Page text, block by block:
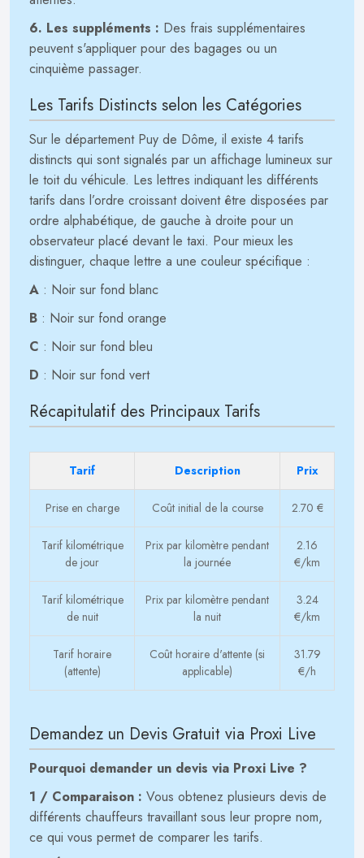
6. Les suppléments : Des frais supplémentaires
peuvent s'appliquer pour des bagages ou un
cinquième passager.
Les Tarifs Distincts selon les Catégories
Sur le département Puy de Dôme, il existe 4 tarifs
distincts qui sont signalés par un affichage lumineux sur
le toit du véhicule. Les lettres indiquant les différents
tarifs dans l’ordre croissant doivent être disposées par
ordre alphabétique, de gauche à droite pour un
observateur placé devant le taxi. Pour mieux les
distinguer, chaque lettre a une couleur spécifique :
A : Noir sur fond blanc
B : Noir sur fond orange
C : Noir sur fond bleu
D : Noir sur fond vert
Récapitulatif des Principaux Tarifs
Tarif Description Prix
Prise en charge Coût initial de la course 2.70 €
Tarif kilométrique
de jour
Prix par kilomètre pendant
la journée
2.16
€/km
Tarif kilométrique
de nuit
Prix par kilomètre pendant
la nuit
3.24
€/km
Tarif horaire
(attente)
Coût horaire d'attente (si
applicable)
31.79
€/h
Demandez un Devis Gratuit via Proxi Live
Pourquoi demander un devis via Proxi Live ?
1 / Comparaison : Vous obtenez plusieurs devis de
différents chauffeurs travaillant sous leur propre nom,
ce qui vous permet de comparer les tarifs.